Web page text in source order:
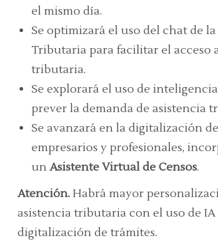
el mismo día.
Se optimizará el uso del chat de
Tributaria para facilitar el acceso
tributaria.
Se explorará el uso de
prever la demanda de asistencia
Se avanzará en la digitalización
empresarios y profesionales,
un Asistente Virtual de Censos.
Atención. Habrá mayor
asistencia tributaria con el uso de IA
digitalización de trámites.